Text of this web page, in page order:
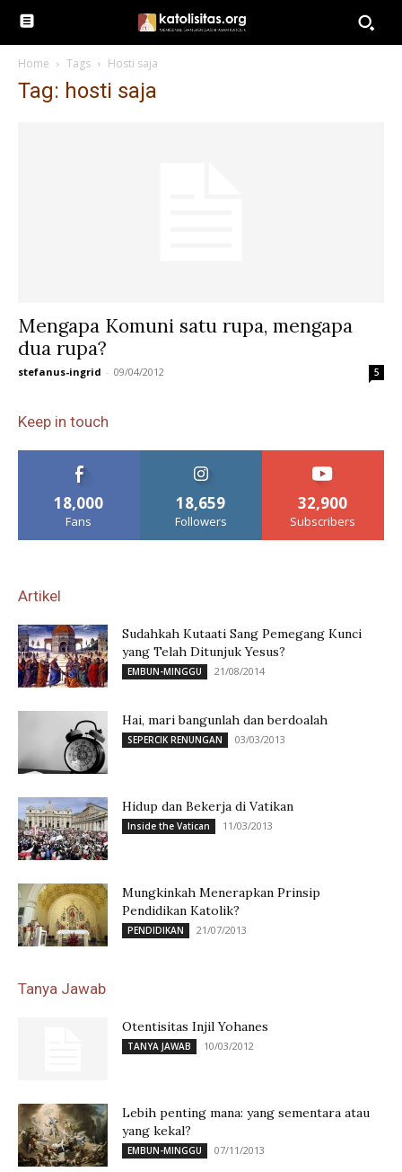
Home Tags Hosti saja
Tag: hosti saja
Mengapa Komuni satu rupa, mengapa
dua rupa?
stefanus-ingrid - 09/04/2012 5
Keep in touch
18,000
Fans
18,659
Followers
32,900
Subscribers
Artikel
Sudahkah Kutaati Sang Pemegang Kunci
yang Telah Ditunjuk Yesus?
EMBUN-MINGGU 21/08/2014
Hai, mari bangunlah dan berdoalah
SEPERCIK RENUNGAN 03/03/2013
Hidup dan Bekerja di Vatikan
Inside the Vatican 11/03/2013
Mungkinkah Menerapkan Prinsip
Pendidikan Katolik?
PENDIDIKAN 21/07/2013
Tanya Jawab
Otentisitas Injil Yohanes
TANYA JAWAB 10/03/2012
Lebih penting mana: yang sementara atau
yang kekal?
EMBUN-MINGGU 07/11/2013